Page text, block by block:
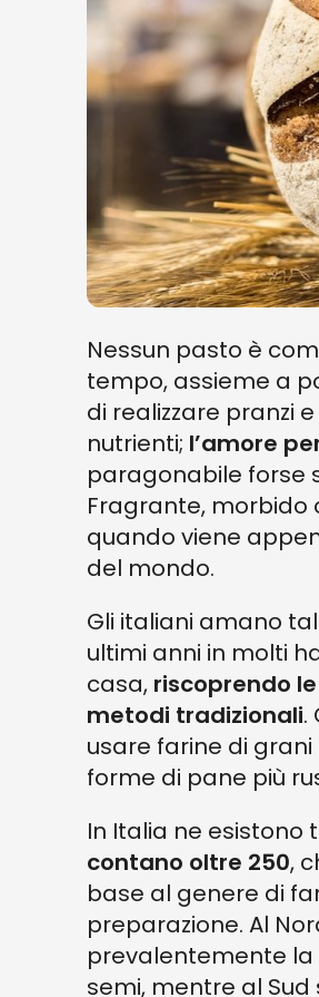
Nessun pasto è
tempo, assieme a
di realizzare pranzi
nutrienti; l’amore
paragonabile forse
Fragrante, morbido
quando viene
del mondo.
Gli italiani amano
ultimi anni in molti
casa, riscoprendo
metodi tradizionali.
usare farine di
forme di pane più
In Italia ne esistono
contano oltre 250,
base al genere di
preparazione. Al
prevalentemente
semi, mentre al